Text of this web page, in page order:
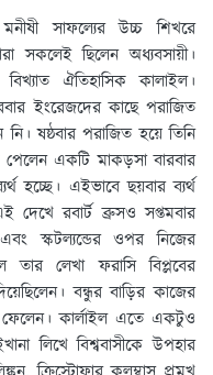
সাফল্যের উচ্চ শিখরে
সকলেই ছিলেন অধ্যবসায়ী।
বিখ্যাত ঐতিহাসিক কালাইল।
ইংরেজদের কাছে পরাজিত
ষষ্ঠবার পরাজিত হয়ে তিনি
একটি মাকড়সা বারবার
হচ্ছে। এইভাবে ছয়বার ব্যর্থ
দেখে রবার্ট ব্রুসও সপ্তমবার
স্কটল্যন্ডের ওপর নিজের
তার লেখা ফরাসি বিপ্লবের
বন্ধুর বাড়ির কাজের
কার্লাইল এতে একটুও
লিখে বিশ্ববাসীকে উপহার